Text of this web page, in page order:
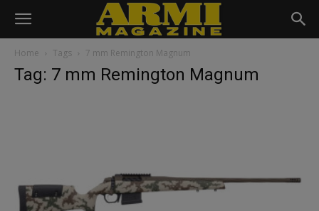
Home Tags 7 mm Remington Magnum
Tag: 7 mm Remington Magnum